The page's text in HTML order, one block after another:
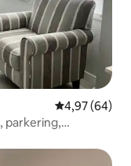
4,97 av 5 i
4,97 (64)
parkering,